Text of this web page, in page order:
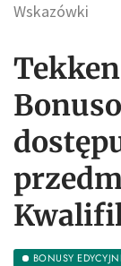
Wskazówki
BONUSY